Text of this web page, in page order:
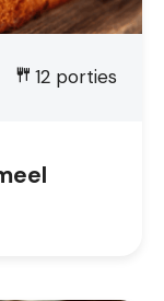
12porties